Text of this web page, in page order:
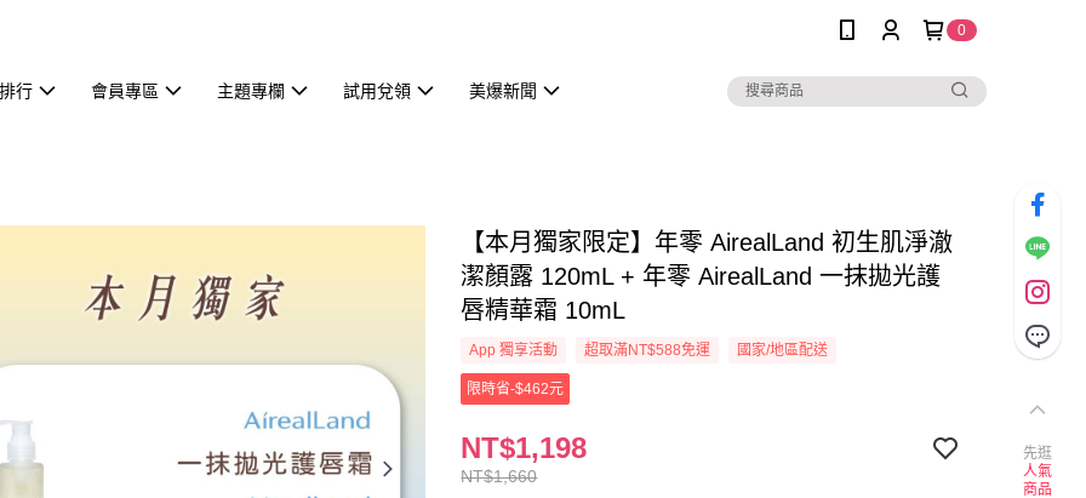
0
行 會員專區 主題專欄 試用兌領 美爆新聞
【本月獨家限定】年零 AirealLand 初生肌淨澈
潔顏露 120mL + 年零 AirealLand 一抹拋光護
唇精華霜 10mL
App 獨享活動 超取滿NT$588免運 國家/地區配送
限時省-$462元
NT$1,660
NT$1,198
先逛
人氣
商品